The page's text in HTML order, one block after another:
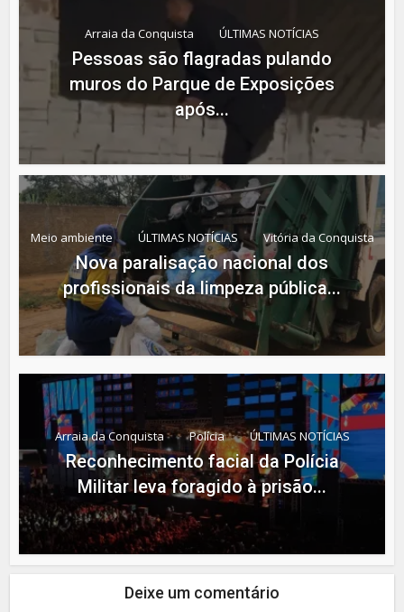
Arraia da Conquista ÚLTIMAS NOTÍCIAS
Pessoas são flagradas pulando
muros do Parque de Exposições
após...
Meio ambiente ÚLTIMAS NOTÍCIAS Vitória da Conquista
Nova paralisação nacional dos
profissionais da limpeza pública...
Arraia da Conquista Polícia ÚLTIMAS NOTÍCIAS
Reconhecimento facial da Polícia
Militar leva foragido à prisão...
Deixe um comentário